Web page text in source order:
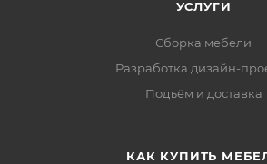
УСЛУГИ
Сборка мебели
Разработка дизайн-
Подъём и доставка
КАК КУПИТЬ